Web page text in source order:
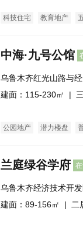
科技住宅 教育地产
中海·九号公馆
乌鲁木齐红光山路与
建面：115-230㎡ |
公园地产 潜力楼盘
兰庭绿谷学府
乌鲁木齐经济技术开
建面：89-156㎡ | 二